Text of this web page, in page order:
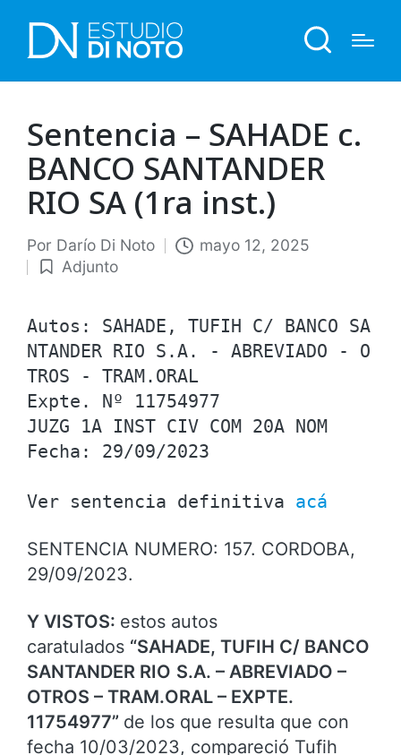
Sentencia – SAHADE c.
BANCO SANTANDER
RIO SA (1ra inst.)
Publicado
por
Por Darío Di Noto
mayo 12, 2025
Publicado
Adjunto
Autos: SAHADE, TUFIH C/ BANCO SA
NTANDER RIO S.A. - ABREVIADO - O
TROS - TRAM.ORAL
Expte. Nº 11754977
JUZG 1A INST CIV COM 20A NOM
Fecha: 29/09/2023
Ver sentencia definitiva acá
SENTENCIA NUMERO: 157. CORDOBA,
29/09/2023.
Y VISTOS: estos autos
caratulados “SAHADE, TUFIH C/ BANCO
SANTANDER RIO S.A. – ABREVIADO –
OTROS – TRAM.ORAL – EXPTE.
11754977” de los que resulta que con
fecha 10/03/2023, compareció Tufih